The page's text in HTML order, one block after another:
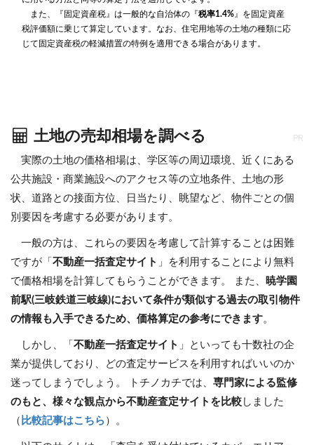
また、『固定資産税』は一般的な自治体の『 税率1.4% 』を固定資産
税評価額に乗じて算定しています。なお、住宅用地等の土地の種類に応
じて固定資産税の軽減措置の特例を適用できる場合があります。
土地の売却相場を調べる PR
実際の土地の価格相場は、学区等の周辺環境、近くにある
公共施設・商業施設へのアクセス等の立地条件、土地の形
状、道路との接面方位、日当たり、眺望など、物件ごとの個
別要因を考慮する必要があります。
一般の方は、これらの要因を考慮して計算することは困難
ですが「 不動産一括査定サイト 」を利用することにより無料
で価格相場を計算してもらうことができます。 また、 暁学園
前駅(三岐鉄道三岐線)において条件が類似する過去の取引物件
の情報も入手できるため、価格算定の参考にできます。
しかし、「 不動産一括査定サイト 」といっても十数社の企
業が提供しており、どの査定サービスを利用すればいいのか
迷ってしまうでしょう。 トチノカチでは、 専門家による監修
のもと、様々な観点から不動産査定サイトを比較 しました
（ 比較記事はこちら ）。